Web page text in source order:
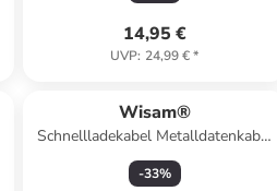
14,95 €
UVP: 24,99 €*
Wisam®
Schnellladekabel Metalldatenkabel
USB-C kompatibel mit iPhone 20W
2m weiß
-33%